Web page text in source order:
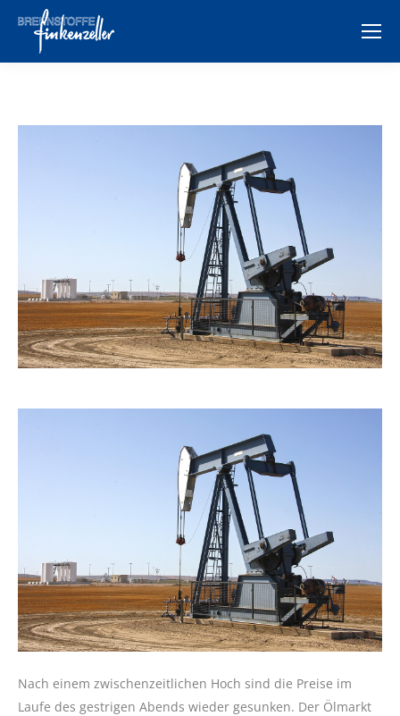
Nach einem zwischenzeitlichen Hoch sind die Preise im
Laufe des gestrigen Abends wieder gesunken. Der Ölmarkt